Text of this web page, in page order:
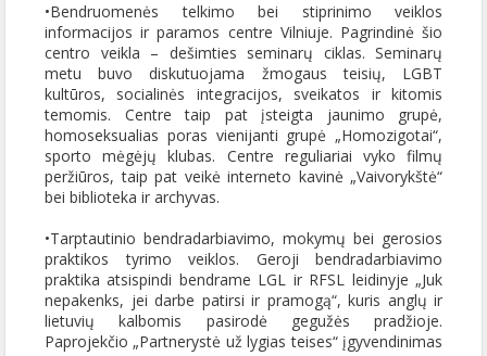
•Bendruomenės telkimo bei stiprinimo veiklos
informacijos ir paramos centre Vilniuje. Pagrindinė šio
centro veikla – dešimties seminarų ciklas. Seminarų
metu buvo diskutuojama žmogaus teisių, LGBT
kultūros, socialinės integracijos, sveikatos ir kitomis
temomis. Centre taip pat įsteigta jaunimo grupė,
homoseksualias poras vienijanti grupė „Homozigotai“,
sporto mėgėjų klubas. Centre reguliariai vyko filmų
peržiūros, taip pat veikė interneto kavinė „Vaivorykštė“
bei biblioteka ir archyvas.
•Tarptautinio bendradarbiavimo, mokymų bei gerosios
praktikos tyrimo veiklos. Geroji bendradarbiavimo
praktika atsispindi bendrame LGL ir RFSL leidinyje „Juk
nepakenks, jei darbe patirsi ir pramogą“, kuris anglų ir
lietuvių kalbomis pasirodė gegužės pradžioje.
Paprojekčio „Partnerystė už lygias teises“ įgyvendinimas